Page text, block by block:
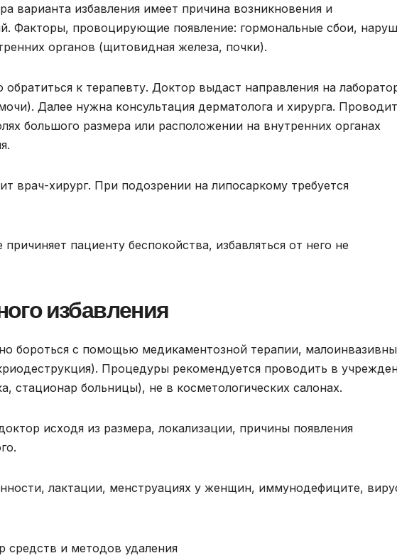
варианта избавления имеет причина возникновения и
Факторы, провоцирующие появление: гормональные сбои,
органов (щитовидная железа, почки).
к терапевту. Доктор выдаст направления на
Далее нужна консультация дерматолога и хирурга.
большого размера или расположении на внутренних органах
врач-хирург. При подозрении на липосаркому требуется
пациенту беспокойства, избавляться от него не
избавления
бороться с помощью медикаментозной терапии,
Процедуры рекомендуется проводить в
стационар больницы), не в косметологических салонах.
исходя из размера, локализации, причины появления
лактации, менструациях у женщин, иммунодефиците,